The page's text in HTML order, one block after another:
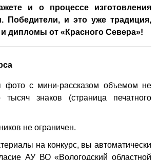
и о процессе изготовления
Победители, и это уже традиция,
дипломы от «Красного Севера»!
фото с мини-рассказом объемом не
знаков (страница печатного
не ограничен.
на конкурс, вы автоматически
АУ ВО «Вологодский областной